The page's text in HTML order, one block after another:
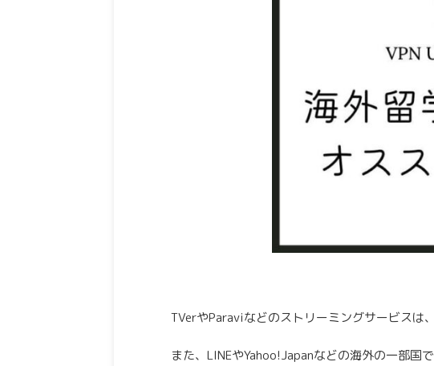
TVerやParaviなどのストリーミングサービスは
また、LINEやYahoo!Japanなどの海外の一部国